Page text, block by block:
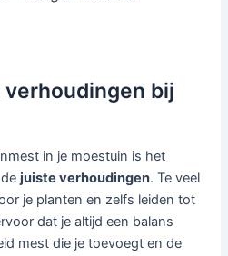
bij
in je moestuin is het
dejuiste verhoudingen. Te veel
je planten en zelfs leiden tot
dat je altijd een balans
mest die je toevoegt en de